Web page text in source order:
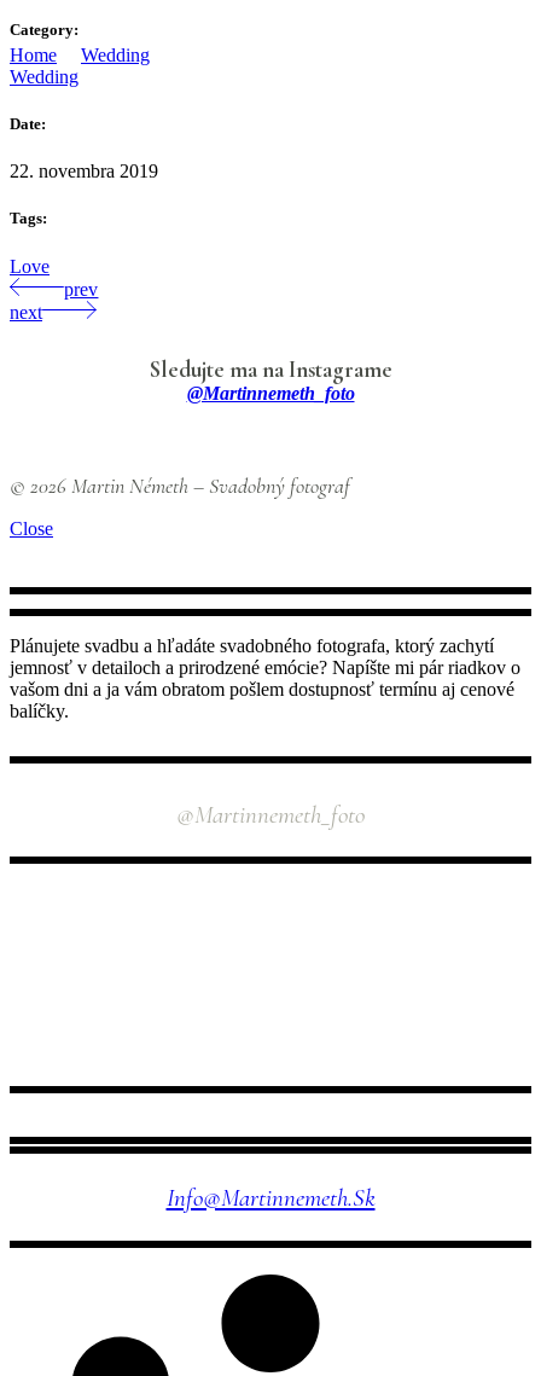
Home Wedding
Category:
Wedding
Date:
22. novembra 2019
Tags:
Love
prev
next
Sledujte ma na Instagrame
@martinnemeth_foto
© 2026 Martin Németh – Svadobný fotograf
Close
Plánujete svadbu a hľadáte svadobného fotografa, ktorý zachytí
jemnosť v detailoch a prirodzené emócie? Napíšte mi pár riadkov o
vašom dni a ja vám obratom pošlem dostupnosť termínu aj cenové
balíčky.
@martinnemeth_foto
Info@martinnemeth.sk